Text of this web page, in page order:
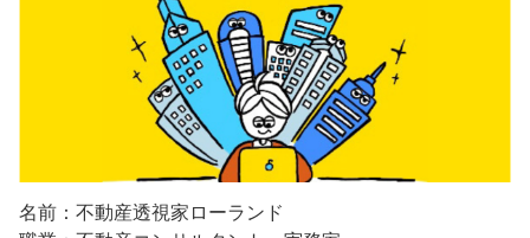
名前：不動産透視家ローランド